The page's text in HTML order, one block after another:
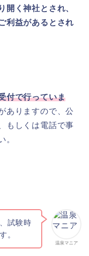
開く神社とされ、
利益があるとされ
付で行っていま
ありますので、公
もしくは電話で事
。
温泉マニア
試験時
。